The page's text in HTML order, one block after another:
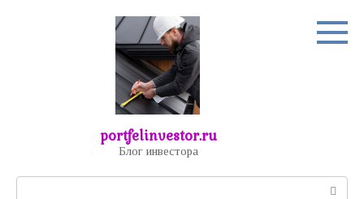
portfelinvestor.ru
Блог инвестора